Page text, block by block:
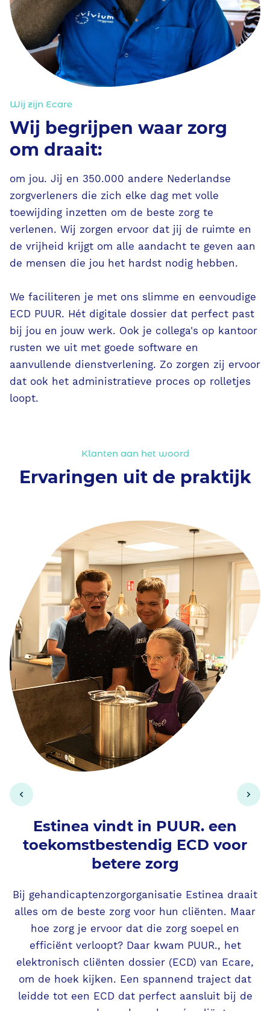
Wij zijn Ecare
Wij begrijpen waar zorg
om draait:
om jou. Jij en 350.000 andere Nederlandse
zorgverleners die zich elke dag met volle
toewijding inzetten om de beste zorg te
verlenen. Wij zorgen ervoor dat jij de ruimte en
de vrijheid krijgt om alle aandacht te geven aan
de mensen die jou het hardst nodig hebben.
We faciliteren je met ons slimme en eenvoudige
ECD PUUR. Hét digitale dossier dat perfect past
bij jou en jouw werk. Ook je collega's op kantoor
rusten we uit met goede software en
aanvullende dienstverlening. Zo zorgen zij ervoor
dat ook het administratieve proces op rolletjes
loopt.
Klanten aan het woord
Ervaringen uit de praktijk
Estinea vindt in PUUR. een
toekomstbestendig ECD voor
betere zorg
Bij gehandicaptenzorgorganisatie Estinea draait
alles om de beste zorg voor hun cliënten. Maar
hoe zorg je ervoor dat die zorg soepel en
efficiënt verloopt? Daar kwam PUUR., het
elektronisch cliënten dossier (ECD) van Ecare,
om de hoek kijken. Een spannend traject dat
leidde tot een ECD dat perfect aansluit bij de